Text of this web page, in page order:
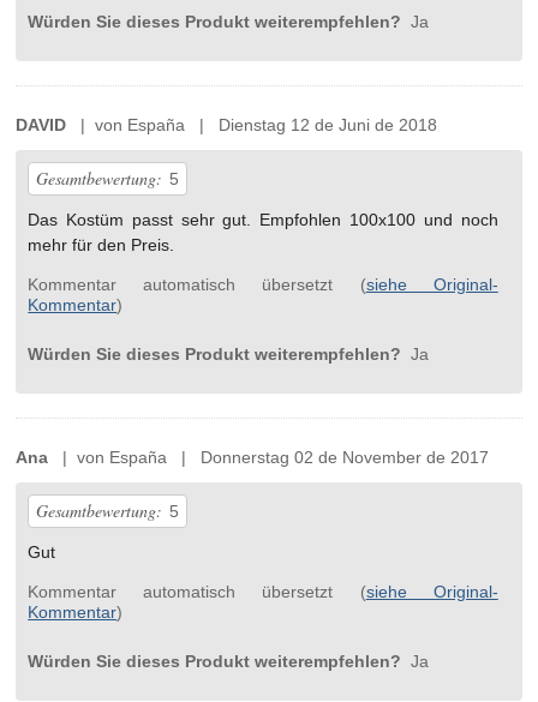
Würden Sie dieses Produkt weiterempfehlen? Ja
DAVID | von España | Dienstag 12 de Juni de 2018
Gesamtbewertung: 5
Das Kostüm passt sehr gut. Empfohlen 100x100 und noch
mehr für den Preis.
Kommentar automatisch übersetzt (siehe Original-
Kommentar)
Würden Sie dieses Produkt weiterempfehlen? Ja
Ana | von España | Donnerstag 02 de November de 2017
Gesamtbewertung: 5
Gut
Kommentar automatisch übersetzt (siehe Original-
Kommentar)
Würden Sie dieses Produkt weiterempfehlen? Ja